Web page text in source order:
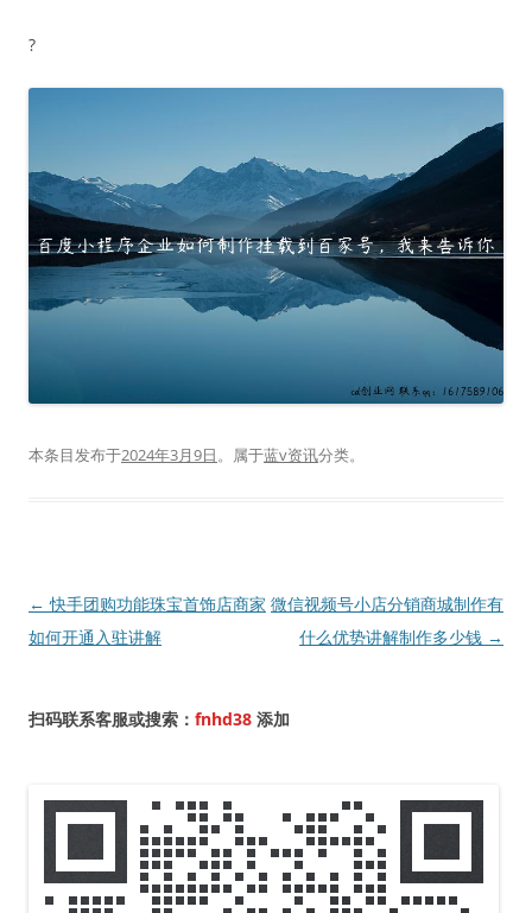
?
本条目发布于2024年3月9日。属于蓝v资讯分类。
文
章
← 快手团购功能珠宝首饰店商家
如何开通入驻讲解
微信视频号小店分销商城制作有
什么优势讲解制作多少钱 →
扫码联系客服或搜索： fnhd38 添加